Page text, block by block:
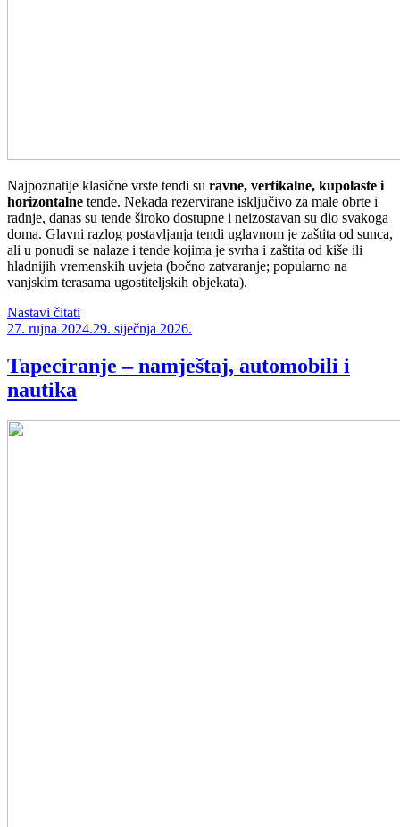
Najpoznatije klasične vrste tendi su ravne, vertikalne, kupolaste i
horizontalne tende. Nekada rezervirane isključivo za male obrte i
radnje, danas su tende široko dostupne i neizostavan su dio svakoga
doma. Glavni razlog postavljanja tendi uglavnom je zaštita od sunca,
ali u ponudi se nalaze i tende kojima je svrha i zaštita od kiše ili
hladnijih vremenskih uvjeta (bočno zatvaranje; popularno na
vanjskim terasama ugostiteljskih objekata).
Nastavi čitati
i
tendi
i
Objavljeno
27. rujna 2024.29. siječnja 2026.
Tapeciranje – namještaj, automobili i
nautika